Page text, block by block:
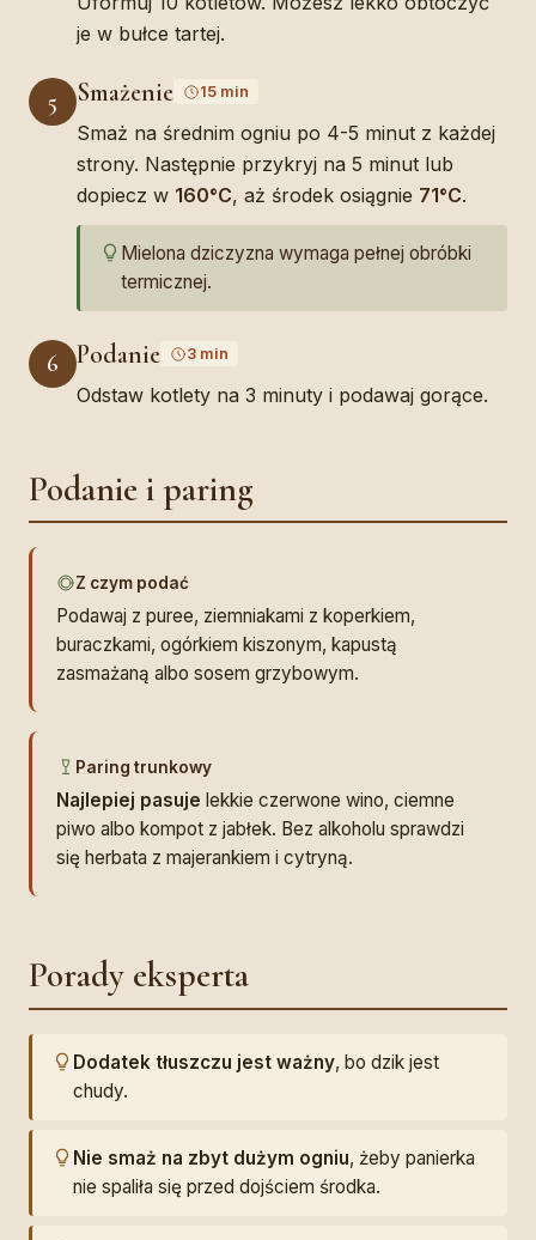
je w bułce tartej.
5 Smażenie 15 min
Smaż na średnim ogniu po 4-5 minut z każdej
strony. Następnie przykryj na 5 minut lub
dopiecz w 160°C, aż środek osiągnie 71°C.
Mielona dziczyzna wymaga pełnej obróbki
termicznej.
6 Podanie 3 min
Odstaw kotlety na 3 minuty i podawaj gorące.
Podanie i paring
Z czym podać
Podawaj z puree, ziemniakami z koperkiem,
buraczkami, ogórkiem kiszonym, kapustą
zasmażaną albo sosem grzybowym.
Paring trunkowy
Najlepiej pasuje lekkie czerwone wino, ciemne
piwo albo kompot z jabłek. Bez alkoholu sprawdzi
się herbata z majerankiem i cytryną.
Porady eksperta
Dodatek tłuszczu jest ważny, bo dzik jest
chudy.
Nie smaż na zbyt dużym ogniu, żeby panierka
nie spaliła się przed dojściem środka.